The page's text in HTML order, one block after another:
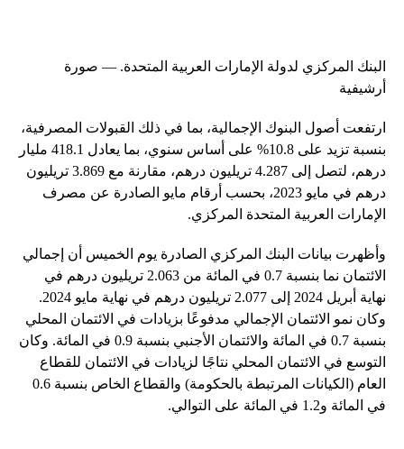
البنك المركزي لدولة الإمارات العربية المتحدة. — صورة
أرشيفية
ارتفعت أصول البنوك الإجمالية، بما في ذلك القبولات المصرفية،
بنسبة تزيد على 10.8% على أساس سنوي، بما يعادل 418.1 مليار
درهم، لتصل إلى 4.287 تريليون درهم، مقارنة مع 3.869 تريليون
درهم في مايو 2023، بحسب أرقام مايو الصادرة عن مصرف
الإمارات العربية المتحدة المركزي.
وأظهرت بيانات البنك المركزي الصادرة يوم الخميس أن إجمالي
الائتمان نما بنسبة 0.7 في المائة من 2.063 تريليون درهم في
نهاية أبريل 2024 إلى 2.077 تريليون درهم في نهاية مايو 2024.
وكان نمو الائتمان الإجمالي مدفوعًا بزيادات في الائتمان المحلي
بنسبة 0.7 في المائة والائتمان الأجنبي بنسبة 0.9 في المائة. وكان
التوسع في الائتمان المحلي نتاجًا لزيادات في الائتمان للقطاع
العام (الكيانات المرتبطة بالحكومة) والقطاع الخاص بنسبة 0.6
في المائة و1.2 في المائة على التوالي.